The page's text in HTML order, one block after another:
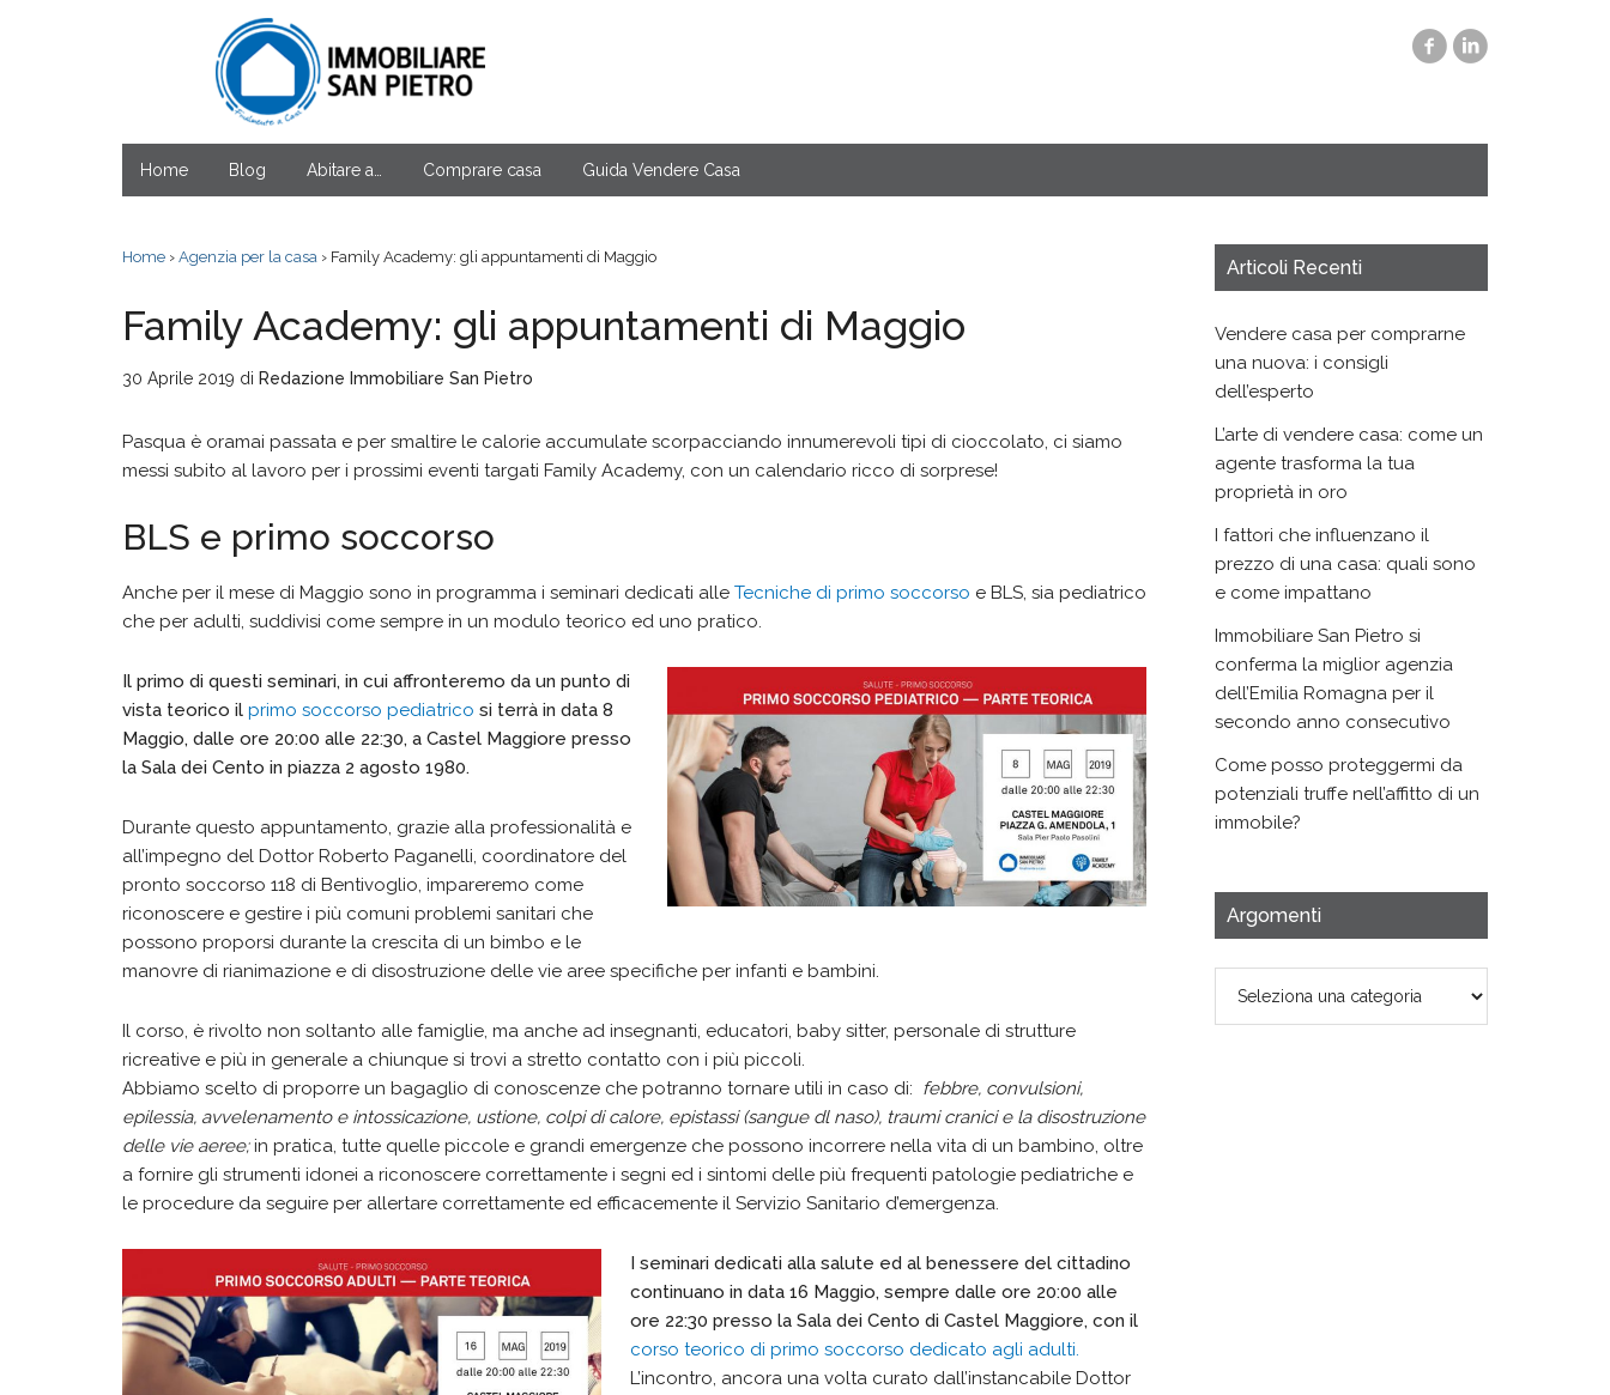
Home Blog Abitare a… Comprare casa Guida Vendere Casa
Home › Agenzia per la casa › Family Academy: gli appuntamenti di Maggio
Family Academy: gli appuntamenti di Maggio
30 Aprile 2019 di Redazione Immobiliare San Pietro
Pasqua è oramai passata e per smaltire le calorie accumulate scorpacciando innumerevoli tipi di cioccolato, ci siamo
messi subito al lavoro per i prossimi eventi targati Family Academy, con un calendario ricco di sorprese!
BLS e primo soccorso
Anche per il mese di Maggio sono in programma i seminari dedicati alle Tecniche di primo soccorso e BLS, sia pediatrico
che per adulti, suddivisi come sempre in un modulo teorico ed uno pratico.
Il primo di questi seminari, in cui affronteremo da un punto di
vista teorico il primo soccorso pediatrico si terrà in data 8
Maggio, dalle ore 20:00 alle 22:30, a Castel Maggiore presso
la Sala dei Cento in piazza 2 agosto 1980.
Durante questo appuntamento, grazie alla professionalità e
all’impegno del Dottor Roberto Paganelli, coordinatore del
pronto soccorso 118 di Bentivoglio, impareremo come
riconoscere e gestire i più comuni problemi sanitari che
possono proporsi durante la crescita di un bimbo e le
manovre di rianimazione e di disostruzione delle vie aree specifiche per infanti e bambini.
Il corso, è rivolto non soltanto alle famiglie, ma anche ad insegnanti, educatori, baby sitter, personale di strutture
ricreative e più in generale a chiunque si trovi a stretto contatto con i più piccoli.
Abbiamo scelto di proporre un bagaglio di conoscenze che potranno tornare utili in caso di: febbre, convulsioni,
epilessia, avvelenamento e intossicazione, ustione, colpi di calore, epistassi (sangue dl naso), traumi cranici e la disostruzione
delle vie aeree;in pratica, tutte quelle piccole e grandi emergenze che possono incorrere nella vita di un bambino, oltre
a fornire gli strumenti idonei a riconoscere correttamente i segni ed i sintomi delle più frequenti patologie pediatriche e
le procedure da seguire per allertare correttamente ed efficacemente il Servizio Sanitario d’emergenza.
I seminari dedicati alla salute ed al benessere del cittadino
continuano in data 16 Maggio, sempre dalle ore 20:00 alle
ore 22:30 presso la Sala dei Cento di Castel Maggiore, con il
corso teorico di primo soccorso dedicato agli adulti.
L’incontro, ancora una volta curato dall’instancabile Dottor
Articoli Recenti
Vendere casa per comprarne
una nuova: i consigli
dell’esperto
L’arte di vendere casa: come un
agente trasforma la tua
proprietà in oro
I fattori che influenzano il
prezzo di una casa: quali sono
e come impattano
Immobiliare San Pietro si
conferma la miglior agenzia
dell’Emilia Romagna per il
secondo anno consecutivo
Come posso proteggermi da
potenziali truffe nell’affitto di un
immobile?
Argomenti